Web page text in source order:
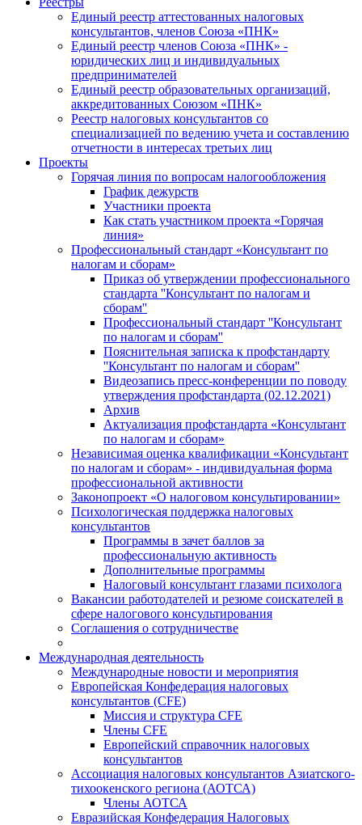
Единый реестр аттестованных налоговых
консультантов, членов Союза «ПНК»
Единый реестр членов Союза «ПНК» -
юридических лиц и индивидуальных
предпринимателей
Единый реестр образовательных организаций,
аккредитованных Союзом «ПНК»
Реестр налоговых консультантов со
специализацией по ведению учета и составлению
отчетности в интересах третьих лиц
Проекты
Горячая линия по вопросам налогообложения
График дежурств
Участники проекта
Как стать участником проекта «Горячая
линия»
Профессиональный стандарт «Консультант по
налогам и сборам»
Приказ об утверждении профессионального
стандарта ''Консультант по налогам и
сборам''
Профессиональный стандарт ''Консультант
по налогам и сборам''
Пояснительная записка к профстандарту
''Консультант по налогам и сборам''
Видеозапись пресс-конференции по поводу
утверждения профстандарта (02.12.2021)
Архив
Актуализация профстандарта «Консультант
по налогам и сборам»
Независимая оценка квалификации «Консультант
по налогам и сборам» - индивидуальная форма
профессиональной активности
Законопроект «О налоговом консультировании»
Психологическая поддержка налоговых
консультантов
Программы в зачет баллов за
профессиональную активность
Дополнительные программы
Налоговый консультант глазами психолога
Вакансии работодателей и резюме соискателей в
сфере налогового консультирования
Соглашения о сотрудничестве
Международная деятельность
Международные новости и мероприятия
Европейская Конфедерация налоговых
консультантов (CFE)
Миссия и структура CFE
Члены CFE
Европейский справочник налоговых
консультантов
Ассоциация налоговых консультантов Азиатского-
тихоокенского региона (АОТСА)
Члены АОТСА
Евразийская Конфедерация Налоговых